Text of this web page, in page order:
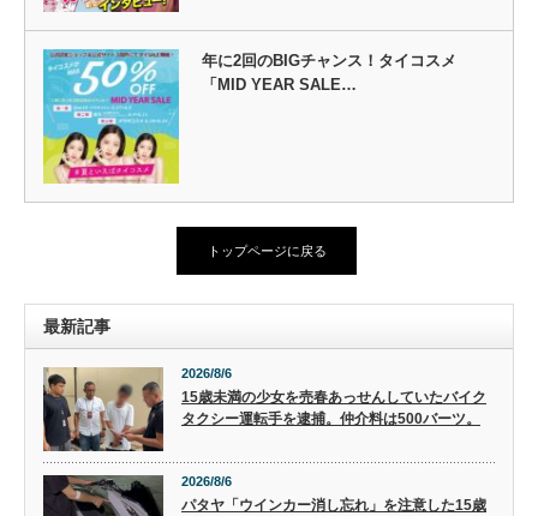
年に2回のBIGチャンス！タイコスメ
「MID YEAR SALE…
トップページに戻る
最新記事
2026/8/6
15歳未満の少女を売春あっせんしていたバイク
タクシー運転手を逮捕。仲介料は500バーツ。
2026/8/6
パタヤ「ウインカー消し忘れ」を注意した15歳